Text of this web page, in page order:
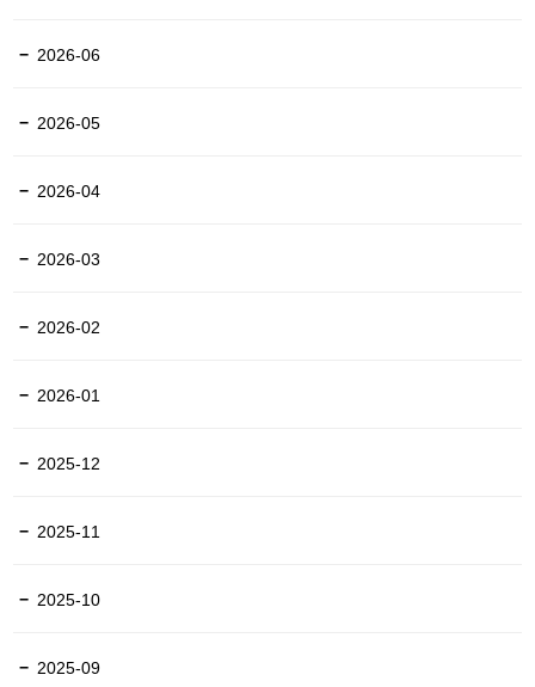
2026-06
2026-05
2026-04
2026-03
2026-02
2026-01
2025-12
2025-11
2025-10
2025-09